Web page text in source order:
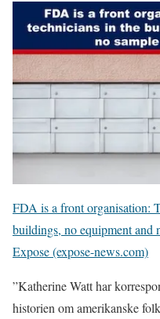
FDA is a front organisation:
buildings, no equipment and
Expose (expose-news.com)
”Katherine Watt har
historien om amerikanske